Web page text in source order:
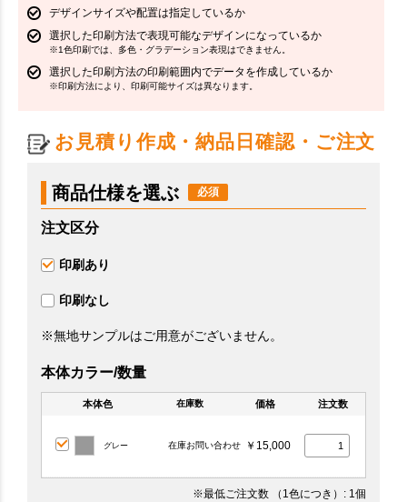
デザインサイズや配置は指定しているか
選択した印刷方法で表現可能なデザインになっているか
※1色印刷では、多色・グラデーション表現はできません。
選択した印刷方法の印刷範囲内でデータを作成しているか
※印刷方法により、印刷可能サイズは異なります。
お見積り作成・納品日確認・ご注文
商品仕様を選ぶ
注文区分
印刷あり
印刷なし
※無地サンプルはご用意がございません。
本体カラー/数量
本体色 在庫数 価格 注文数
グレー 在庫お問い合わせ ￥15,000
※最低ご注文数 （1色につき） : 1個